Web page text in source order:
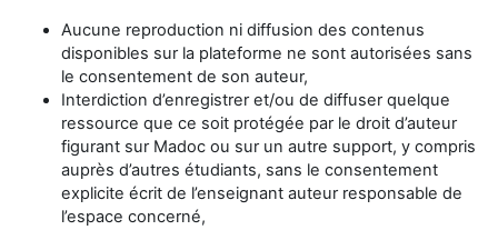
Aucune reproduction ni diffusion des contenus
disponibles sur la plateforme ne sont autorisées sans
le consentement de son auteur,
Interdiction d’enregistrer et/ou de diffuser quelque
ressource que ce soit protégée par le droit d’auteur
figurant sur Madoc ou sur un autre support, y compris
auprès d’autres étudiants, sans le consentement
explicite écrit de l’enseignant auteur responsable de
l’espace concerné,